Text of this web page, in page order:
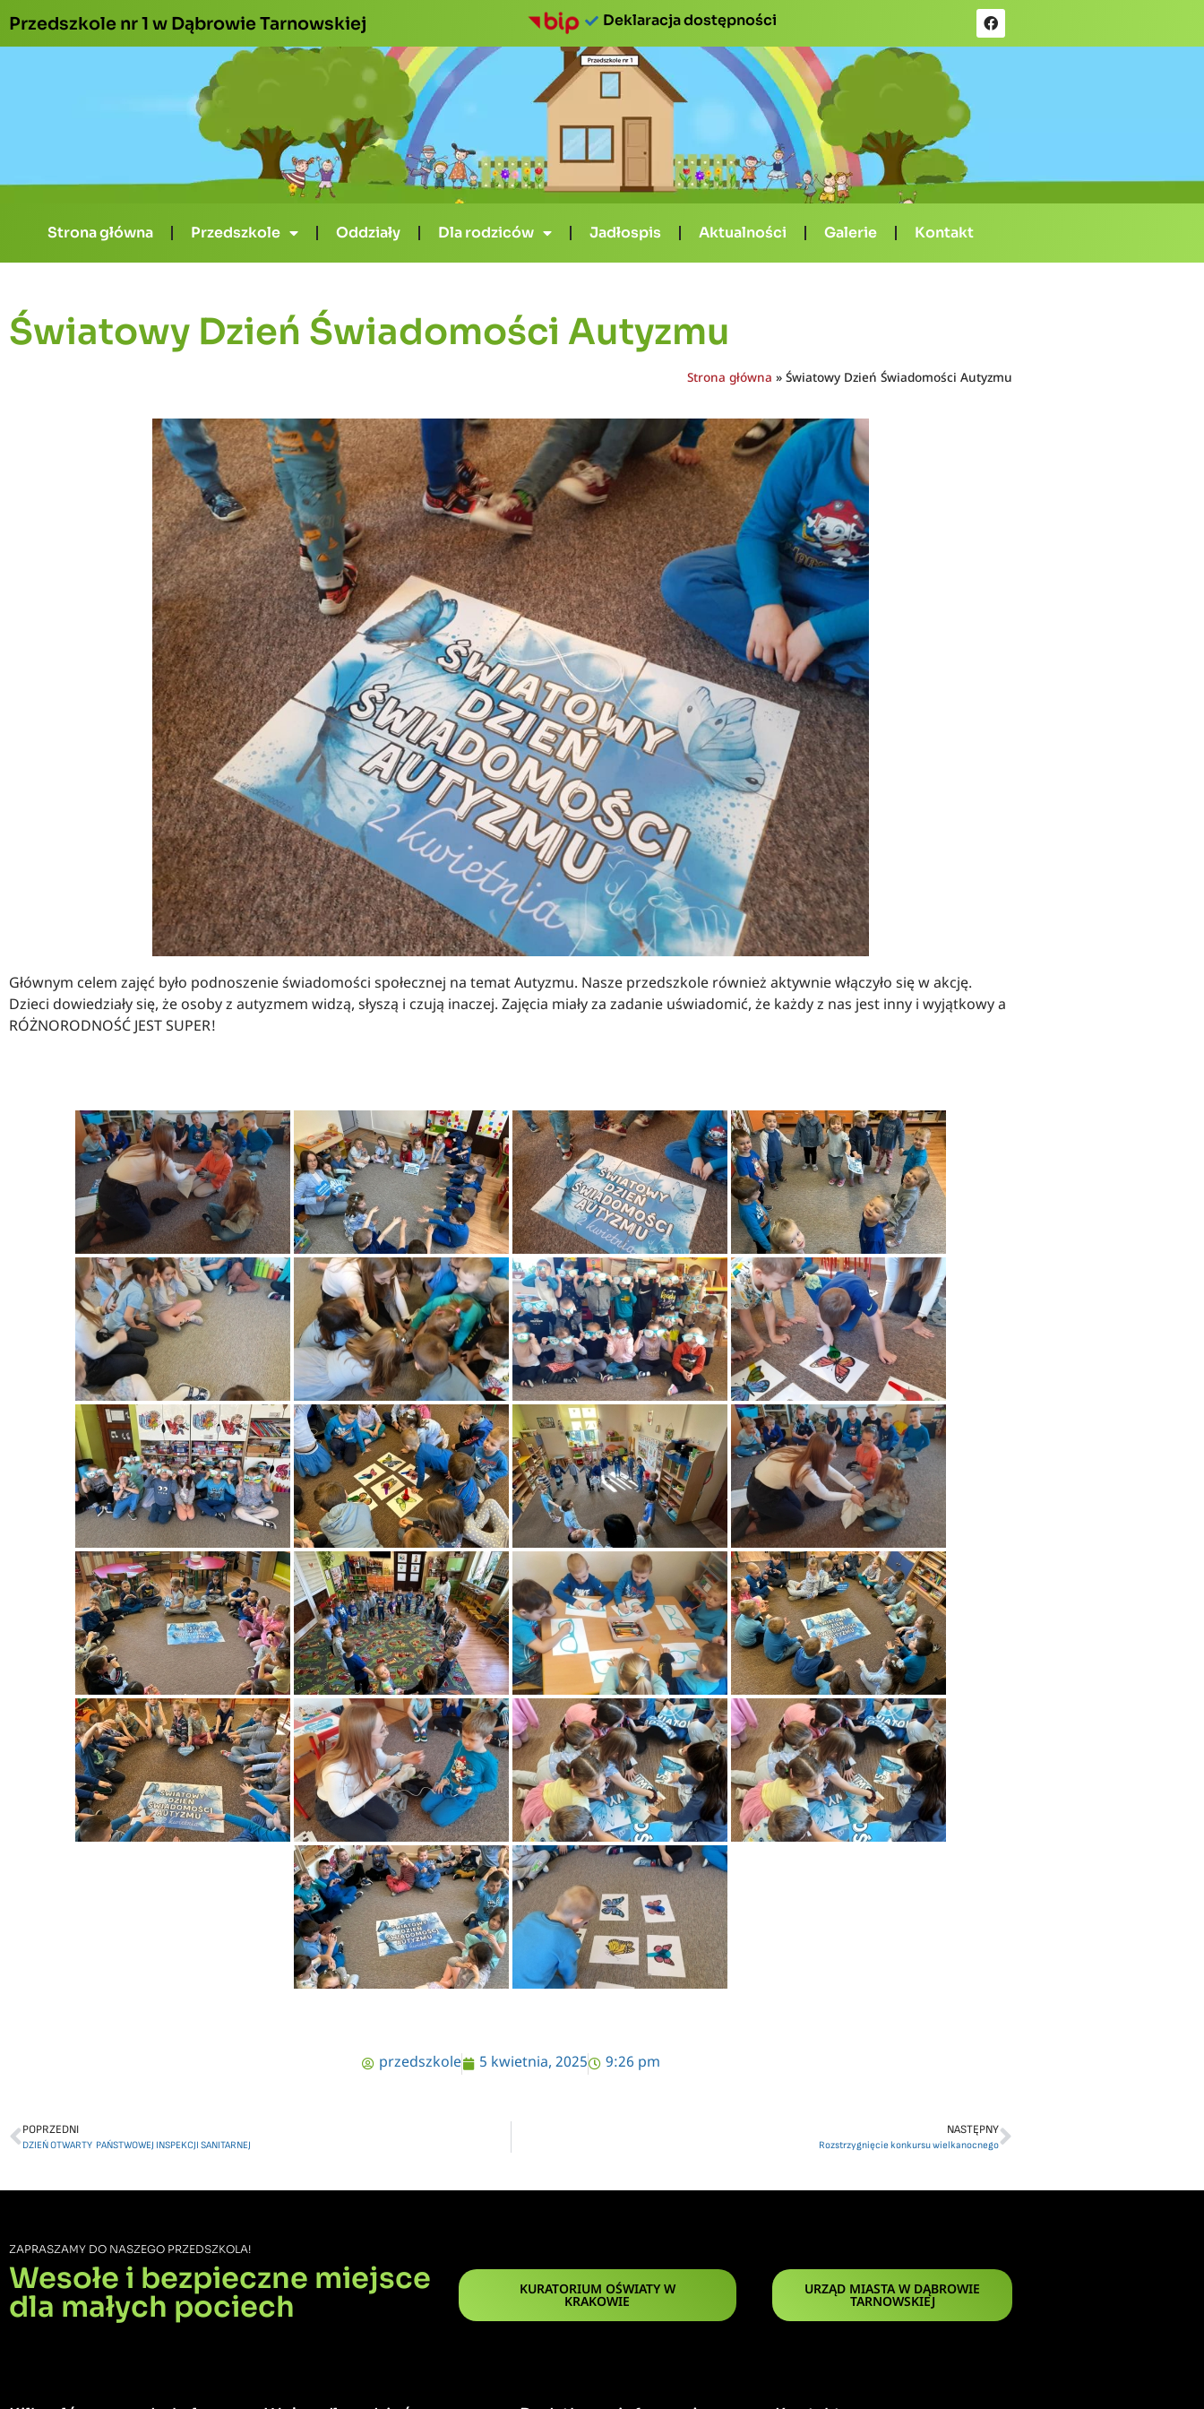
Przedszkole nr 1 w Dąbrowie Tarnowskiej Deklaracja dostępności
Strona główna Przedszkole Oddziały Dla rodziców Jadłospis Aktualności Galerie Kontakt
Światowy Dzień Świadomości Autyzmu
Strona główna » Światowy Dzień Świadomości Autyzmu
Głównym celem zajęć było podnoszenie świadomości społecznej na temat Autyzmu. Nasze przedszkole również aktywnie włączyło się w akcję.
Dzieci dowiedziały się, że osoby z autyzmem widzą, słyszą i czują inaczej. Zajęcia miały za zadanie uświadomić, że każdy z nas jest inny i wyjątkowy a
RÓŻNORODNOŚĆ JEST SUPER!
przedszkole 5 kwietnia, 2025 9:26 pm
POPRZEDNI
DZIEŃ OTWARTY PAŃSTWOWEJ INSPEKCJI SANITARNEJ
NASTĘPNY
Rozstrzygnięcie konkursu wielkanocnego
ZAPRASZAMY DO NASZEGO PRZEDSZKOLA!
Wesołe i bezpieczne miejsce
dla małych pociech
KURATORIUM OŚWIATY W
KRAKOWIE
URZĄD MIASTA W DĄBROWIE
TARNOWSKIEJ